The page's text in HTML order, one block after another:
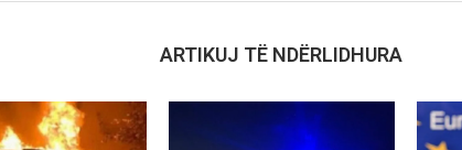
ARTIKUJ TË NDËRLIDHURA